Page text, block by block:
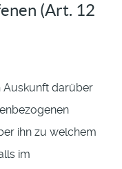
(Art. 12
Auskunft darüber
ihn zu welchem
im